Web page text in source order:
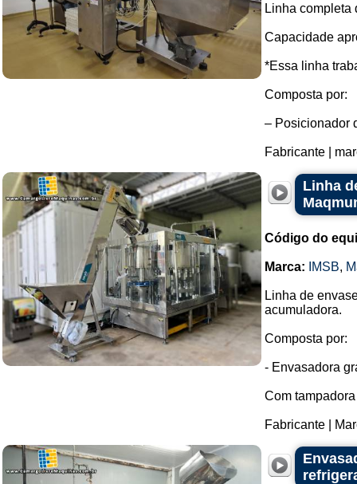
Linha completa
Capacidade
*Essa linha
Composta por:
– Posicionador
Fabricante |
Linha
Código do
Marca: IMSB,
Linha de
acumuladora.
Composta por:
- Envasadora
Com
Fabricante |